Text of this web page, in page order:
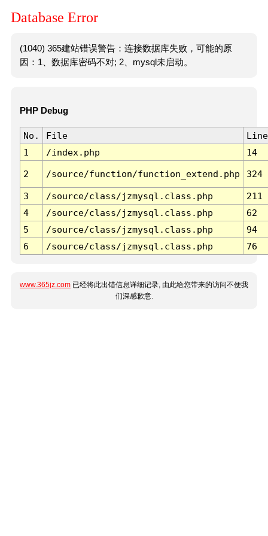
Database Error
(1040) 365建站错误警告：连接数据库失败，可能的原
因：1、数据库密码不对; 2、mysql未启动。
PHP Debug
No. File
Line
1
/index.php 14
2 /source/function/function_extend.php 324
3 /source/class/jzmysql.class.php
211
4
/source/class/jzmysql.class.php
62
5
/source/class/jzmysql.class.php
94
6
/source/class/jzmysql.class.php 76
www.365jz.com 已经将此出错信息详细记录, 由此给您带来的访问不便我
们深感歉意.